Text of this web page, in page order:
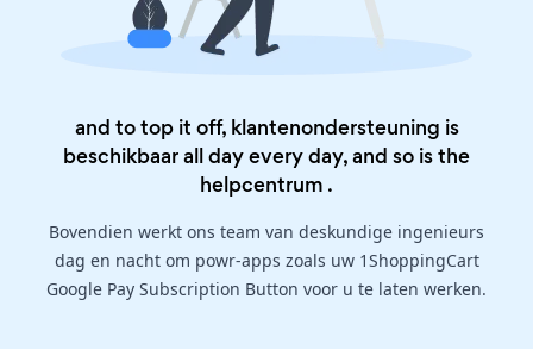
and to top it off, klantenondersteuning is
beschikbaar all day every day, and so is the
helpcentrum .
Bovendien werkt ons team van deskundige ingenieurs
dag en nacht om powr-apps zoals uw 1ShoppingCart
Google Pay Subscription Button voor u te laten werken.